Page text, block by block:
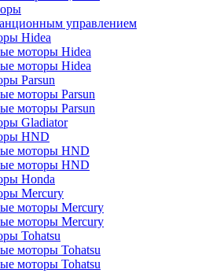
управлением
Hidea
моторы Hidea
моторы Hidea
Parsun
моторы Parsun
моторы Parsun
Gladiator
HND
моторы HND
моторы HND
Honda
Mercury
моторы Mercury
моторы Mercury
Tohatsu
моторы Tohatsu
моторы Tohatsu